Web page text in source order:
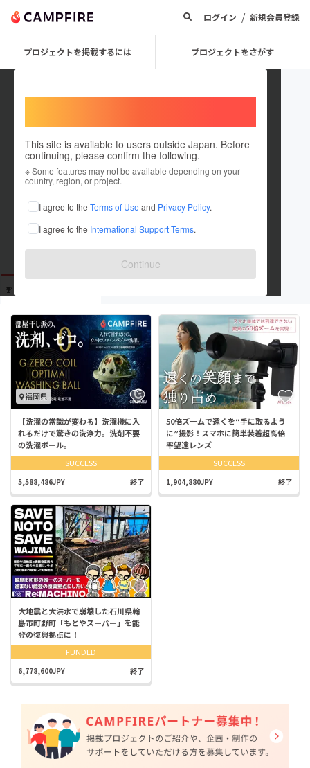
ログイン / 新規会員登録
プロジェクトを掲載するには プロジェクトをさがす
This site is available to users outside Japan. Before
continuing, please confirm the following.
※ Some features may not be available depending on your
country, region, or project.
I agree to the Terms of Use and Privacy Policy.
I agree to the International Support Terms.
Continue
user_2dcf57f7be24
出身国：未設定
福岡県
【洗濯の常識が変わる】洗濯機に入
れるだけで驚きの洗浄力。洗剤不要
の洗濯ボール。
SUCCESS
5,588,486JPY 終了
50倍ズームで遠くを“手に取るよう
に”撮影！スマホに簡単装着超高倍
率望遠レンズ
SUCCESS
1,904,880JPY 終了
大地震と大洪水で崩壊した石川県輪
島市町野町「もとやスーパー」を能
登の復興拠点に！
FUNDED
6,778,600JPY 終了